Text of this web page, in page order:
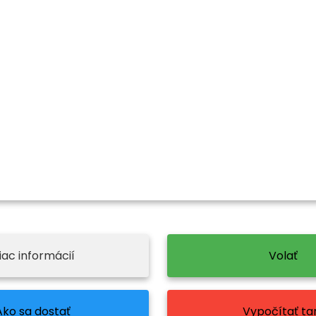
informácií Volať
sa dostať Vypočítať